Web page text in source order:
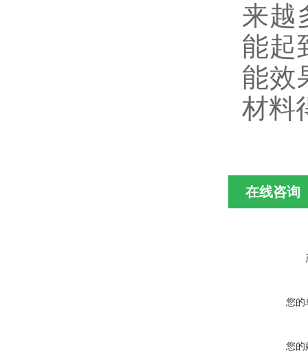
来越
能起
能效
材料
在线咨询
您的
您的